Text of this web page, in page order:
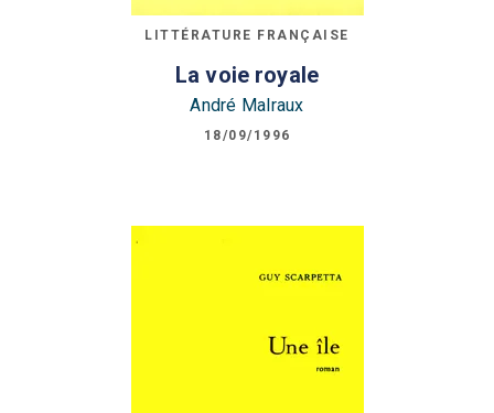
LITTÉRATURE FRANÇAISE
La voie royale
André Malraux
18/09/1996